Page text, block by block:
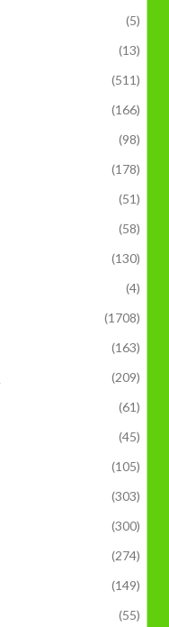
(5)
(13)
(511)
(166)
(98)
(178)
(51)
(58)
(130)
(4)
(1708)
(163)
(209)
(61)
(45)
(105)
(303)
(300)
(274)
(149)
(55)